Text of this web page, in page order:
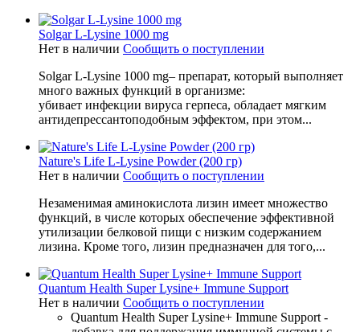
Solgar L-Lysine 1000 mg
Нет в наличии Сообщить о поступлении
Solgar L-Lysine 1000 mg– препарат, который выполняет
много важных функций в организме:
убивает инфекции вируса герпеса, обладает мягким
антидепрессантоподобным эффектом, при этом...
Nature's Life L-Lysine Powder (200 гр)
Нет в наличии Сообщить о поступлении
Незаменимая аминокислота лизин имеет множество
функций, в числе которых обеспечение эффективной
утилизации белковой пищи с низким содержанием
лизина. Кроме того, лизин предназначен для того,...
Quantum Health Super Lysine+ Immune Support
Нет в наличии Сообщить о поступлении
Quantum Health Super Lysine+ Immune Support -